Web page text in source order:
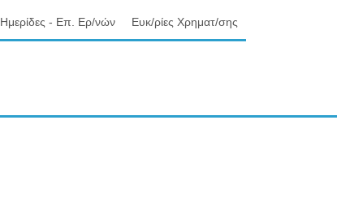
Ημερίδες - Επ. Ερ/νών Ευκ/ρίες Χρηματ/σης